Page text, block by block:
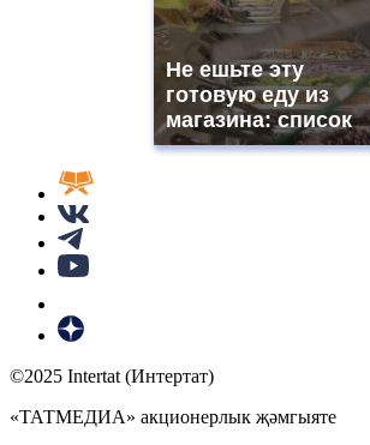
Не ешьте эту
готовую еду из
магазина: список
©2025 Intertat (Интертат)
«ТАТМЕДИА» акционерлык җәмгыяте